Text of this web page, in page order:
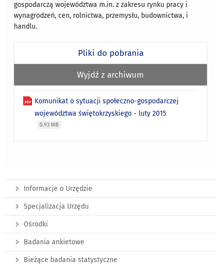
gospodarczą województwa m.in. z zakresu rynku pracy i
wynagrodzeń, cen, rolnictwa, przemysłu, budownictwa, i
handlu.
Pliki do pobrania
Wyjdź z archiwum
Komunikat o sytuacji społeczno-gospodarczej
województwa świętokrzyskiego - luty 2015
0.93 MB
Informacje o Urzędzie
Specjalizacja Urzędu
Ośrodki
Badania ankietowe
Bieżące badania statystyczne